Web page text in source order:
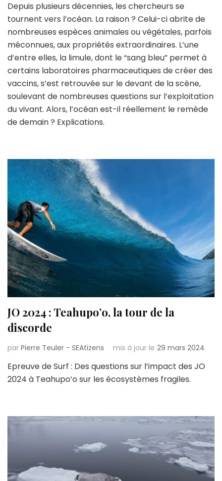
Depuis plusieurs décennies, les chercheurs se
tournent vers l’océan. La raison ? Celui-ci abrite de
nombreuses espèces animales ou végétales, parfois
méconnues, aux propriétés extraordinaires. L’une
d’entre elles, la limule, dont le “sang bleu” permet à
certains laboratoires pharmaceutiques de créer des
vaccins, s’est retrouvée sur le devant de la scène,
soulevant de nombreuses questions sur l’exploitation
du vivant. Alors, l’océan est-il réellement le remède
de demain ? Explications.
JO 2024 : Teahupo’o, la tour de la
discorde
par Pierre Teuler - SEAtizens mis à jour le 29 mars 2024
Epreuve de Surf : Des questions sur l’impact des JO
2024 à Teahupo’o sur les écosystèmes fragiles.